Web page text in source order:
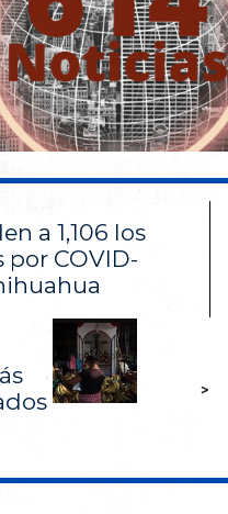
a 1,106 los
por COVID-
>